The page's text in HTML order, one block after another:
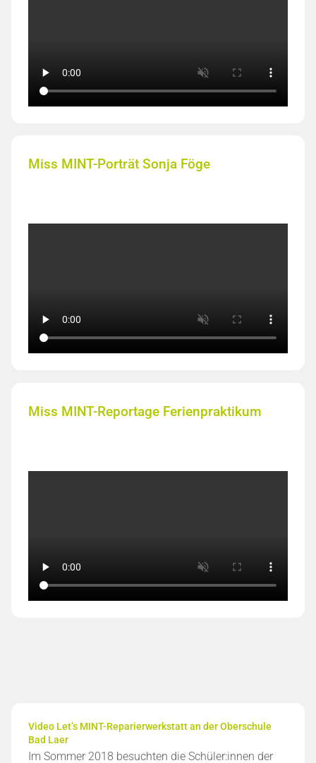
Miss MINT-Porträt Sonja Föge
Miss MINT-Reportage Ferienpraktikum
Video Let’s MINT-Reparierwerkstatt an der Oberschule
Bad Laer
Im Sommer 2018 besuchten die Schüler:innen der